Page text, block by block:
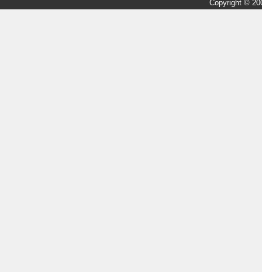
Copyright ©